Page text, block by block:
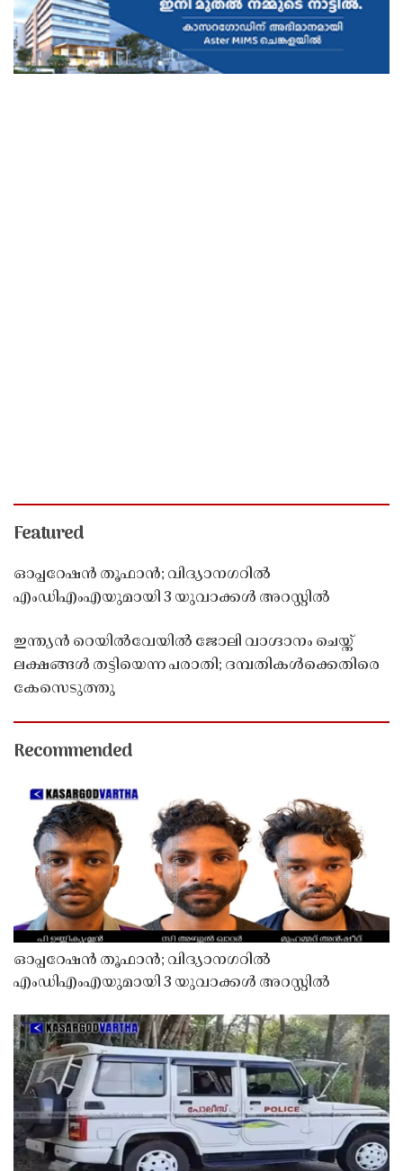
Featured
ഓപ്പറേഷൻ തൂഫാൻ; വിദ്യാനഗറിൽ
എംഡിഎംഎയുമായി 3 യുവാക്കൾ അറസ്റ്റിൽ
ഇന്ത്യൻ റെയിൽവേയിൽ ജോലി വാഗ്ദാനം ചെയ്ത്
ലക്ഷങ്ങൾ തട്ടിയെന്ന പരാതി; ദമ്പതികൾക്കെതിരെ
കേസെടുത്തു
Recommended
ഓപ്പറേഷൻ തൂഫാൻ; വിദ്യാനഗറിൽ
എംഡിഎംഎയുമായി 3 യുവാക്കൾ അറസ്റ്റിൽ